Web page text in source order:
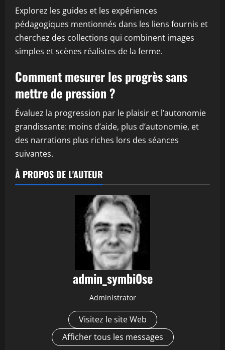
Explorez les guides et les expériences
pédagogiques mentionnés dans les liens fournis et
cherchez des collections qui combinent images
simples et scènes réalistes de la ferme.
Comment mesurer les progrès sans
mettre de pression ?
Évaluez la progression par le plaisir et l’autonomie
grandissante: moins d’aide, plus d’autonomie, et
des narrations plus riches lors des séances
suivantes.
À PROPOS DE L'AUTEUR
admin_symbi0se
Administrator
Visitez le site Web
Afficher tous les messages